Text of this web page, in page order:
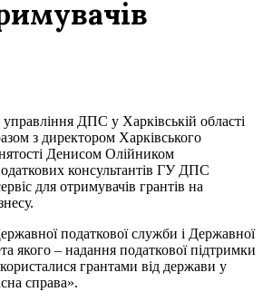
ДПС у Харківській області
з директором Харківського
Денисом Олійником
консультантів ГУ ДПС
для отримувачів грантів на
податкової служби і Державної
якого – надання податкової підтримки
грантами від держави у
справа».